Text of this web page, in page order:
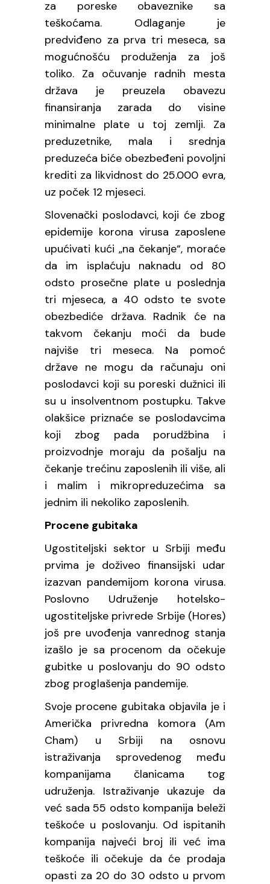
za poreske obaveznike sa
teškoćama. Odlaganje je
predviđeno za prva tri meseca, sa
mogućnošću produženja za još
toliko. Za očuvanje radnih mesta
država je preuzela obavezu
finansiranja zarada do visine
minimalne plate u toj zemlji. Za
preduzetnike, mala i srednja
preduzeća biće obezbeđeni povoljni
krediti za likvidnost do 25.000 evra,
uz poček 12 mjeseci.
Slovenački poslodavci, koji će zbog
epidemije korona virusa zaposlene
upućivati kući „na čekanje“, moraće
da im isplaćuju naknadu od 80
odsto prosečne plate u poslednja
tri mjeseca, a 40 odsto te svote
obezbediće država. Radnik će na
takvom čekanju moći da bude
najviše tri meseca. Na pomoć
države ne mogu da računaju oni
poslodavci koji su poreski dužnici ili
su u insolventnom postupku. Takve
olakšice priznaće se poslodavcima
koji zbog pada porudžbina i
proizvodnje moraju da pošalju na
čekanje trećinu zaposlenih ili više, ali
i malim i mikropreduzećima sa
jednim ili nekoliko zaposlenih.
Procene gubitaka
Ugostiteljski sektor u Srbiji među
prvima je doživeo finansijski udar
izazvan pandemijom korona virusa.
Poslovno Udruženje hotelsko-
ugostiteljske privrede Srbije (Hores)
još pre uvođenja vanrednog stanja
izašlo je sa procenom da očekuje
gubitke u poslovanju do 90 odsto
zbog proglašenja pandemije.
Svoje procene gubitaka objavila je i
Američka privredna komora (Am
Cham) u Srbiji na osnovu
istraživanja sprovedenog među
kompanijama članicama tog
udruženja. Istraživanje ukazuje da
već sada 55 odsto kompanija beleži
teškoće u poslovanju. Od ispitanih
kompanija najveći broj ili već ima
teškoće ili očekuje da će prodaja
opasti za 20 do 30 odsto u prvom